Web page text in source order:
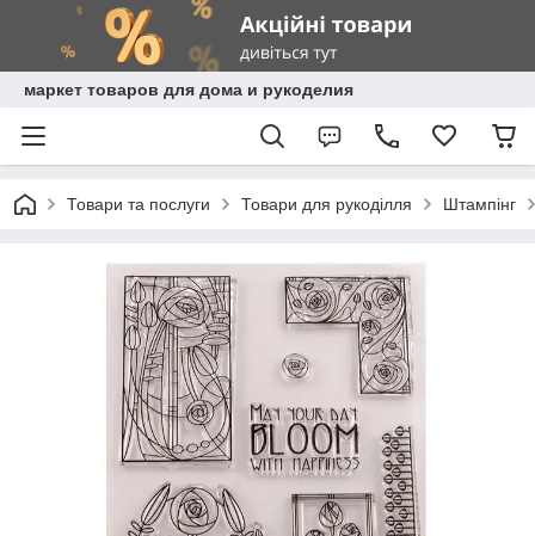
маркет товаров для дома и рукоделия
Товари та послуги Товари для рукоділля Штампінг